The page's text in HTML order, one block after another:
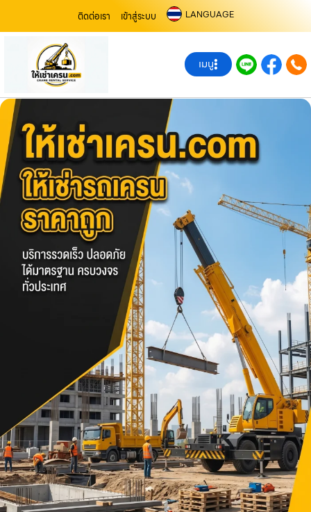
ติดต่อเรา เข้าสู่ระบบ LANGUAGE
เมนู